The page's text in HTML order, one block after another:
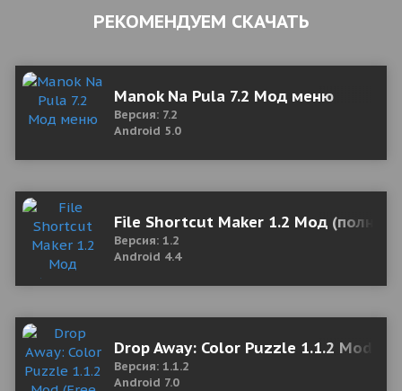
РЕКОМЕНДУЕМ СКАЧАТЬ
Manok Na Pula 7.2 Мод меню
Версия: 7.2
Android 5.0
File Shortcut Maker 1.2 Мод (полная
Версия: 1.2
Android 4.4
Drop Away: Color Puzzle 1.1.2 Mod
Версия: 1.1.2
Android 7.0